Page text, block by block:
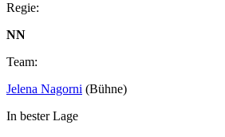
Regie:
NN
Team:
Jelena Nagorni (Bühne)
In bester Lage